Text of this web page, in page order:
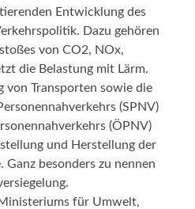
Entwicklung des
Dazu gehören
von CO2, NOx,
die Belastung mit Lärm.
von Transporten sowie die
(SPNV)
(ÖPNV)
und Herstellung der
besonders zu nennen
für Umwelt,